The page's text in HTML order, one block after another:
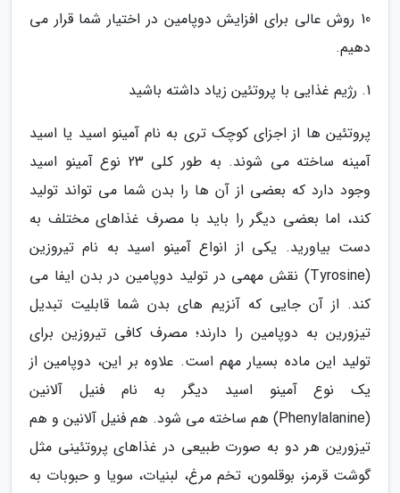
10 روش عالی برای افزایش دوپامین در اختیار شما قرار می
دهیم.
1. رژیم غذایی با پروتئین زیاد داشته باشید
پروتئین ها از اجزای کوچک تری به نام آمینو اسید یا اسید
آمینه ساخته می شوند. به طور کلی 23 نوع آمینو اسید
وجود دارد که بعضی از آن ها را بدن شما می تواند تولید
کند، اما بعضی دیگر را باید با مصرف غذاهای مختلف به
دست بیاورید. یکی از انواع آمینو اسید به نام تیروزین
(Tyrosine) نقش مهمی در تولید دوپامین در بدن ایفا می
کند. از آن جایی که آنزیم های بدن شما قابلیت تبدیل
تیزورین به دوپامین را دارند؛ مصرف کافی تیروزین برای
تولید این ماده بسیار مهم است. علاوه بر این، دوپامین از
یک نوع آمینو اسید دیگر به نام فنیل آلانین
(Phenylalanine) هم ساخته می شود. هم فنیل آلانین و هم
تیزورین هر دو به صورت طبیعی در غذاهای پروتئینی مثل
گوشت قرمز، بوقلمون، تخم مرغ، لبنیات، سویا و حبوبات به